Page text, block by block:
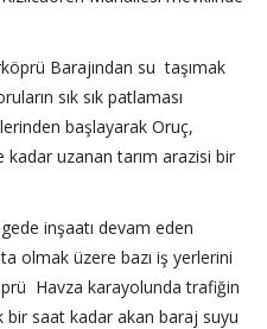
Barajından su taşımak
sık sık patlaması
başlayarak Oruç,
uzanan tarım arazisi bir
inşaatı devam eden
olmak üzere bazı iş yerlerini
Havza karayolunda trafiğin
bir saat kadar akan baraj suyu